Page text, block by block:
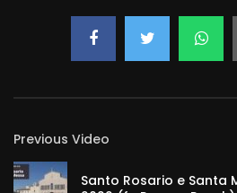
Previous Video
Santo Rosario e Santa